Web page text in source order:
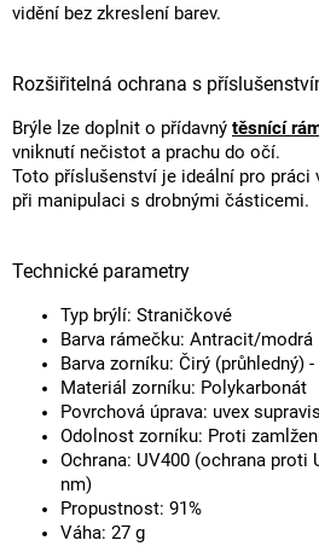
vidění bez zkreslení barev.
Rozšiřitelná ochrana s
Brýle lze doplnit o přídavný těsnící
vniknutí nečistot a prachu do očí.
Toto příslušenství je ideální pro práci
při manipulaci s drobnými částicemi.
Technické parametry
Typ brýlí: Straničkové
Barva rámečku: Antracit/modrá
Barva zorníku: Čirý (průhledný)
Materiál zorníku: Polykarbonát
Povrchová úprava: uvex
Odolnost zorníku: Proti
Ochrana: UV400 (ochrana proti
nm)
Propustnost: 91%
Váha: 27 g